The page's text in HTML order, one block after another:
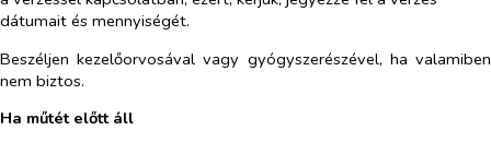
dátumait és mennyiségét.
Beszéljen kezelőorvosával vagy gyógyszerészével, ha valamiben
nem biztos.
Ha műtét előtt áll